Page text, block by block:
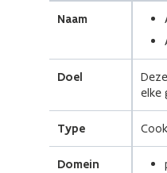
Naam
Doel
elke
Type
Domein